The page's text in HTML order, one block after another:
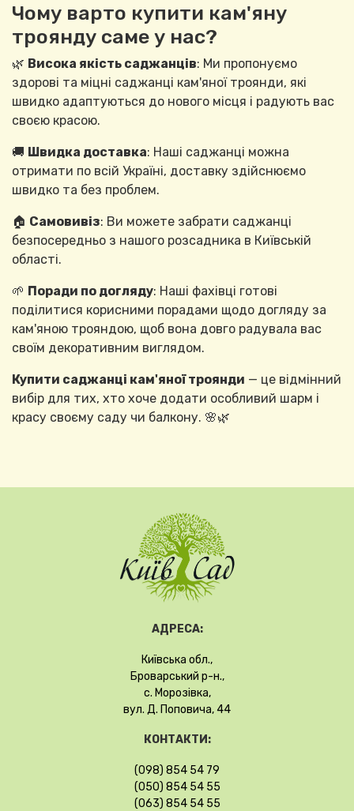
Чому варто купити кам'яну
троянду саме у нас?
🌿 Висока якість саджанців: Ми пропонуємо
здорові та міцні саджанці кам'яної троянди, які
швидко адаптуються до нового місця і радують вас
своєю красою.
🚚 Швидка доставка: Наші саджанці можна
отримати по всій Україні, доставку здійснюємо
швидко та без проблем.
🏠 Самовивіз: Ви можете забрати саджанці
безпосередньо з нашого розсадника в Київській
області.
🌱 Поради по догляду: Наші фахівці готові
поділитися корисними порадами щодо догляду за
кам'яною трояндою, щоб вона довго радувала вас
своїм декоративним виглядом.
Купити саджанці кам'яної троянди — це відмінний
вибір для тих, хто хоче додати особливий шарм і
красу своєму саду чи балкону. 🌸🌿
АДРЕСА:
Київська обл.,
Броварський р-н.,
с. Морозівка,
вул. Д. Поповича, 44
КОНТАКТИ:
(098) 854 54 79
(050) 854 54 55
(063) 854 54 55